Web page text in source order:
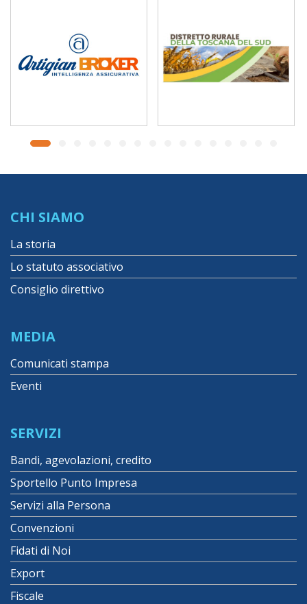
CHI SIAMO
La storia
Lo statuto associativo
Consiglio direttivo
MEDIA
Comunicati stampa
Eventi
SERVIZI
Bandi, agevolazioni, credito
Sportello Punto Impresa
Servizi alla Persona
Convenzioni
Fidati di Noi
Export
Fiscale